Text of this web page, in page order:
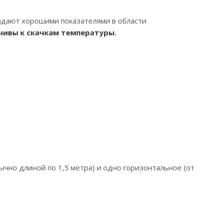
хорошими показателями в области
к скачкам температуры.
длиной по 1,5 метра) и одно горизонтальное (от